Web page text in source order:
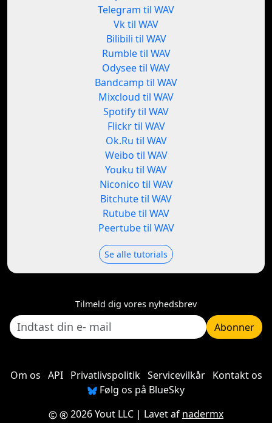
Telegram til WAV
Vk til WAV
Bilibili til WAV
Rumble til WAV
Odysee til WAV
Bandcamp til WAV
Mixcloud til WAV
Spotify til WAV
Flickr til WAV
Ok.Ru til WAV
Weibo til WAV
Youku til WAV
Niconico til WAV
Bitchute til WAV
Rutube til WAV
Peertube til WAV
Se alle tutorials
Tilmeld dig vores nyhedsbrev
Abonner
Om os API Privatlivspolitik Servicevilkår
Kontakt os
Følg os på BlueSky
2026 Yout LLC | Lavet af nadermx